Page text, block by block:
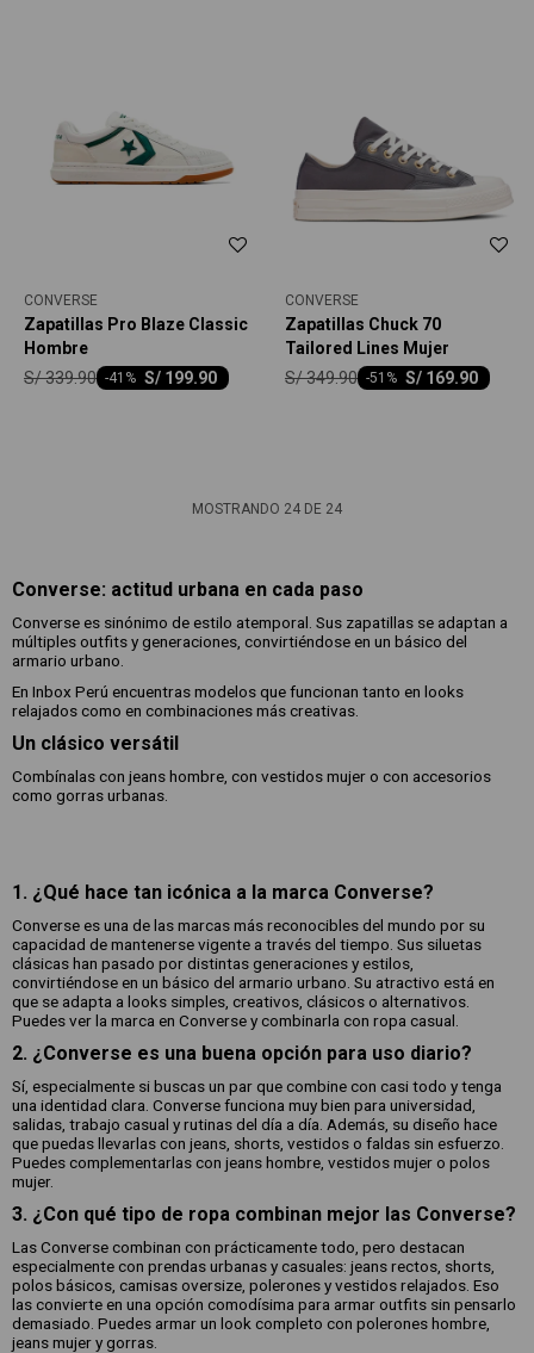
CONVERSE
Zapatillas Pro Blaze Classic
Hombre
S/ 199.90
-41
S/339.90
CONVERSE
Zapatillas Chuck 70
Tailored Lines Mujer
S/ 169.90
-51
S/349.90
MOSTRANDO 24 DE 24
Converse: actitud urbana en cada paso
Converse es sinónimo de estilo atemporal. Sus zapatillas se adaptan a
múltiples outfits y generaciones, convirtiéndose en un básico del
armario urbano.
En Inbox Perú encuentras modelos que funcionan tanto en looks
relajados como en combinaciones más creativas.
Un clásico versátil
Combínalas con jeans hombre, con vestidos mujer o con accesorios
como gorras urbanas.
1. ¿Qué hace tan icónica a la marca Converse?
Converse es una de las marcas más reconocibles del mundo por su
capacidad de mantenerse vigente a través del tiempo. Sus siluetas
clásicas han pasado por distintas generaciones y estilos,
convirtiéndose en un básico del armario urbano. Su atractivo está en
que se adapta a looks simples, creativos, clásicos o alternativos.
Puedes ver la marca en Converse y combinarla con ropa casual.
2. ¿Converse es una buena opción para uso diario?
Sí, especialmente si buscas un par que combine con casi todo y tenga
una identidad clara. Converse funciona muy bien para universidad,
salidas, trabajo casual y rutinas del día a día. Además, su diseño hace
que puedas llevarlas con jeans, shorts, vestidos o faldas sin esfuerzo.
Puedes complementarlas con jeans hombre, vestidos mujer o polos
mujer.
3. ¿Con qué tipo de ropa combinan mejor las Converse?
Las Converse combinan con prácticamente todo, pero destacan
especialmente con prendas urbanas y casuales: jeans rectos, shorts,
polos básicos, camisas oversize, polerones y vestidos relajados. Eso
las convierte en una opción comodísima para armar outfits sin pensarlo
demasiado. Puedes armar un look completo con polerones hombre,
jeans mujer y gorras.